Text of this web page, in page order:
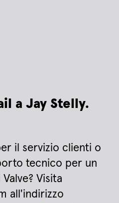
a Jay Stelly.
il servizio clienti o
tecnico per un
Visita
all'indirizzo